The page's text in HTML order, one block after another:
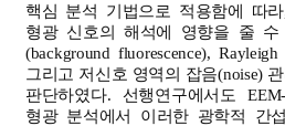
핵심 분석 기법으로 적용함에 따
형광 신호의 해석에 영향을 줄
(background fluorescence),
그리고 저신호 영역의 잡음(noise)
판단하였다. 선행연구에서도
형광 분석에서 이러한 광학적 간